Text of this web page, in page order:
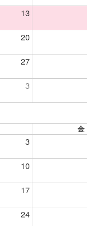
13
20
27
3
金
3
10
17
24